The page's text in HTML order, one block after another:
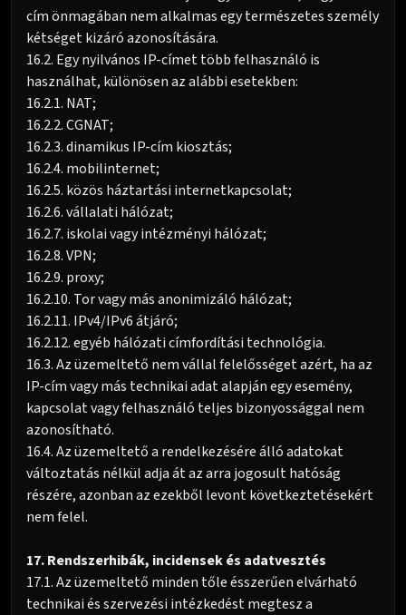
cím önmagában nem alkalmas egy természetes személy
kétséget kizáró azonosítására.
16.2. Egy nyilvános IP-címet több felhasználó is
használhat, különösen az alábbi esetekben:
16.2.1. NAT;
16.2.2. CGNAT;
16.2.3. dinamikus IP-cím kiosztás;
16.2.4. mobilinternet;
16.2.5. közös háztartási internetkapcsolat;
16.2.6. vállalati hálózat;
16.2.7. iskolai vagy intézményi hálózat;
16.2.8. VPN;
16.2.9. proxy;
16.2.10. Tor vagy más anonimizáló hálózat;
16.2.11. IPv4/IPv6 átjáró;
16.2.12. egyéb hálózati címfordítási technológia.
16.3. Az üzemeltető nem vállal felelősséget azért, ha az
IP-cím vagy más technikai adat alapján egy esemény,
kapcsolat vagy felhasználó teljes bizonyossággal nem
azonosítható.
16.4. Az üzemeltető a rendelkezésére álló adatokat
változtatás nélkül adja át az arra jogosult hatóság
részére, azonban az ezekből levont következtetésekért
nem felel.
17. Rendszerhibák, incidensek és adatvesztés
17.1. Az üzemeltető minden tőle ésszerűen elvárható
technikai és szervezési intézkedést megtesz a